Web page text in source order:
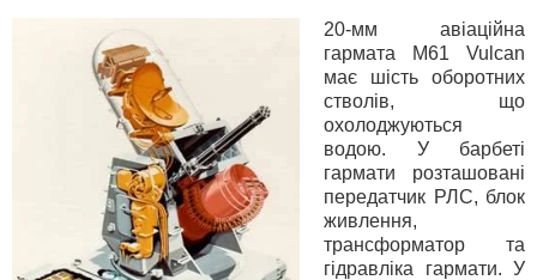
20-мм авіаційна
гармата M61 Vulcan
має шість оборотних
стволів, що
охолоджуються
водою. У барбеті
гармати розташовані
передатчик РЛС, блок
живлення,
трансформатор та
гідравліка гармати. У